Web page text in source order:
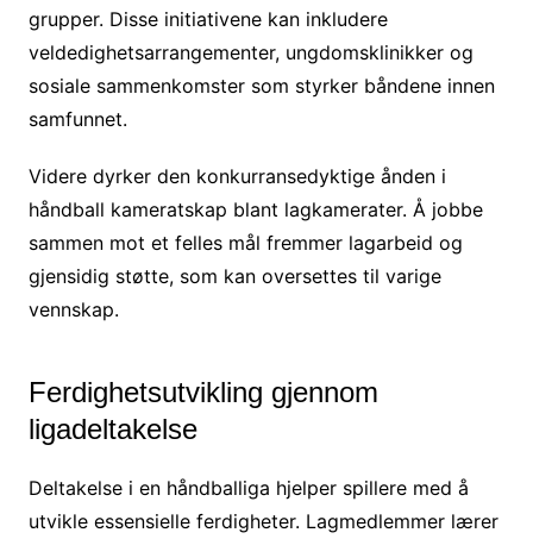
grupper. Disse initiativene kan inkludere
veldedighetsarrangementer, ungdomsklinikker og
sosiale sammenkomster som styrker båndene innen
samfunnet.
Videre dyrker den konkurransedyktige ånden i
håndball kameratskap blant lagkamerater. Å jobbe
sammen mot et felles mål fremmer lagarbeid og
gjensidig støtte, som kan oversettes til varige
vennskap.
Ferdighetsutvikling gjennom
ligadeltakelse
Deltakelse i en håndballiga hjelper spillere med å
utvikle essensielle ferdigheter. Lagmedlemmer lærer